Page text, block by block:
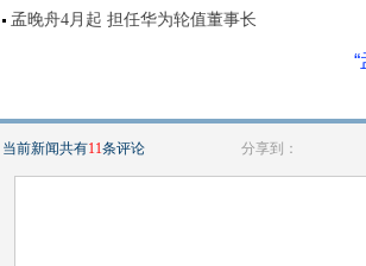
孟晚舟4月起 担任华为轮值董事长
当前新闻共有11条评论 分享到：